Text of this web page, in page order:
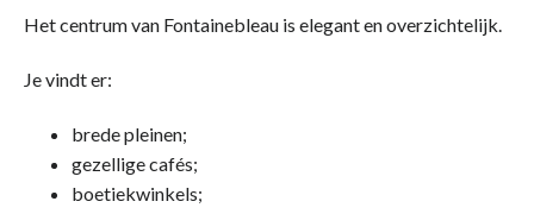
Het centrum van Fontainebleau is elegant en overzichtelijk.
Je vindt er:
brede pleinen;
gezellige cafés;
boetiekwinkels;